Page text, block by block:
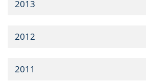
2013
2012
2011